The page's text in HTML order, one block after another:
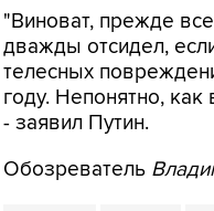
"Виноват, прежде
дважды отсидел,
телесных
году. Непонятно,
- заявил Путин.
Обозреватель